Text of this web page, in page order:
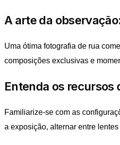
A arte da
Uma ótima fotografia de rua
composições exclusivas e
Entenda os recursos
Familiarize-se com as
a exposição, alternar entre